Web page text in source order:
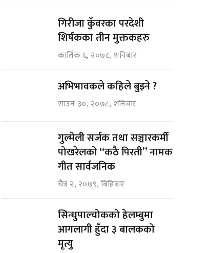
गिरीजा कुँवरका परदेशी
शिर्षकका तीन मुक्तकहरु
कार्तिक ६, २०७८, शनिबार
अभिभावकले कहिले बुझ्ने ?
साउन ३०, २०७८, शनिबार
गुल्मेली सर्जक तथा सञ्चारकर्मी
पोखरेलको “कठै पिरती” नामक
गीत सार्वजनिक
चैत्र २, २०७९, बिहिबार
सिन्धुपाल्चोकको हेलम्बुमा
आगलागी हुँदा ३ बालकको
मृत्यु